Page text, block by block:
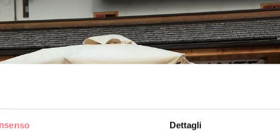
Dettagli